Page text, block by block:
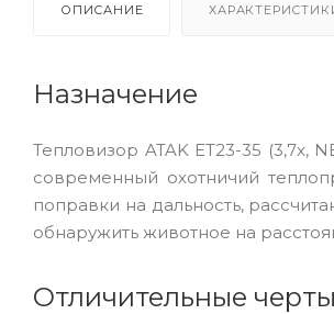
ОПИСАНИЕ
Назначение
Тепловизор ATAK ET23-35 (3,7x,
современный охотничий
поправки на дальность,
обнаружить животное на
Отличительные черты